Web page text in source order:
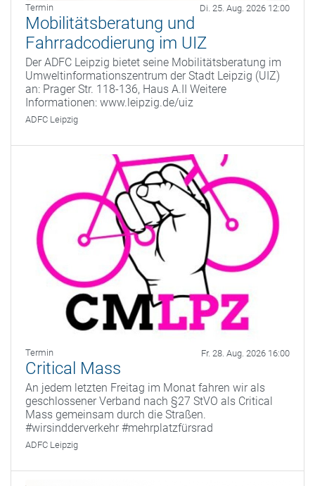
Termin Di. 25. Aug. 2026 12:00
Mobilitätsberatung und
Fahrradcodierung im UIZ
Der ADFC Leipzig bietet seine Mobilitätsberatung im
Umweltinformationszentrum der Stadt Leipzig (UIZ)
an: Prager Str. 118-136, Haus A.II Weitere
Informationen: www.leipzig.de/uiz
ADFC Leipzig
Termin Fr. 28. Aug. 2026 16:00
Critical Mass
An jedem letzten Freitag im Monat fahren wir als
geschlossener Verband nach §27 StVO als Critical
Mass gemeinsam durch die Straßen.
#wirsindderverkehr #mehrplatzfürsrad
ADFC Leipzig